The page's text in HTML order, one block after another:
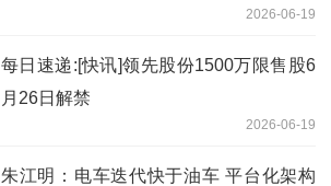
2026-06-19
每日速递:[快讯]领先股份1500万限售股6
月26日解禁
2026-06-19
朱江明：电车迭代快于油车 平台化架构